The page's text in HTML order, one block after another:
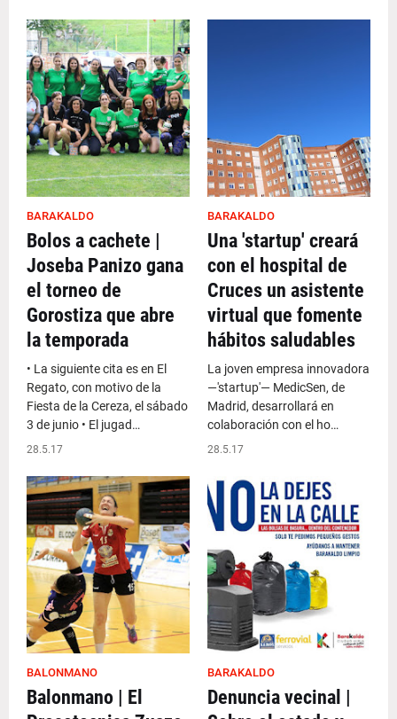
BARAKALDO
Bolos a cachete |
Joseba Panizo gana
el torneo de
Gorostiza que abre
la temporada
• La siguiente cita es en El
Regato, con motivo de la
Fiesta de la Cereza, el sábado
3 de junio • El jugad…
28.5.17
BARAKALDO
Una 'startup' creará
con el hospital de
Cruces un asistente
virtual que fomente
hábitos saludables
La joven empresa innovadora
—'startup'— MedicSen, de
Madrid, desarrollará en
colaboración con el ho…
28.5.17
BALONMANO
Balonmano | El
BARAKALDO
Denuncia vecinal |